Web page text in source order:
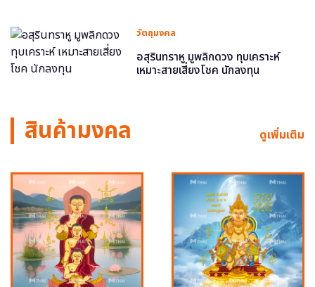
วัตถุมงคล
อสุรินทราหู มูพลิกดวง ทุบเคราะห์
เหมาะสายเสี่ยงโชค นักลงทุน
สินค้ามงคล ดูเพิ่มเติม